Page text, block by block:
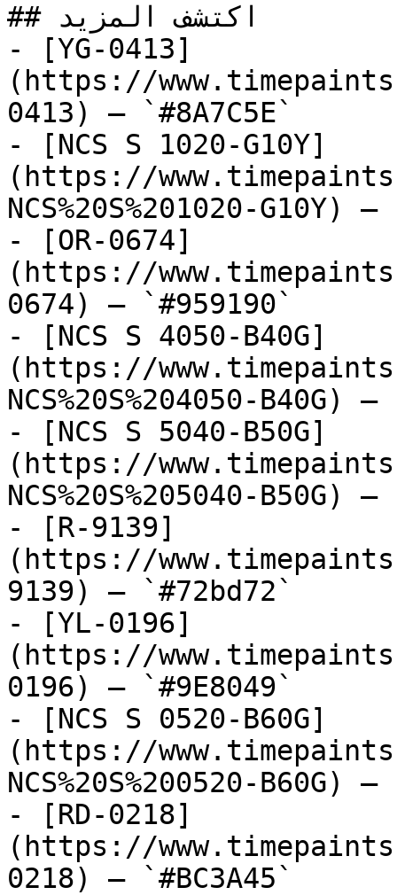
## اكتشف المزيد
- [YG-0413]
(https://
0413) — `#8A7C5E`
- [NCS S 1020-G10Y]
(https://
NCS%20S%201020-G10Y)
- [OR-0674]
(https://
0674) — `#959190`
- [NCS S 4050-B40G]
(https://
NCS%20S%204050-B40G)
- [NCS S 5040-B50G]
(https://
NCS%20S%205040-B50G)
- [R-9139]
(https://
9139) — `#72bd72`
- [YL-0196]
(https://
0196) — `#9E8049`
- [NCS S 0520-B60G]
(https://
NCS%20S%200520-B60G)
- [RD-0218]
(https://
0218) — `#BC3A45`